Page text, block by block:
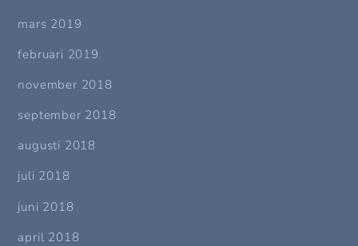
mars 2019
februari 2019
november 2018
september 2018
augusti 2018
juli 2018
juni 2018
april 2018